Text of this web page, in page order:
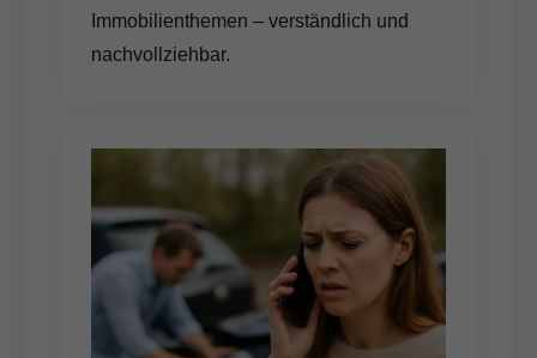
Immobilienthemen – verständlich und
nachvollziehbar.